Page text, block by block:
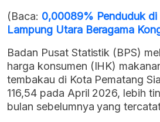
(Baca: 0,00089% Penduduk di
Lampung Utara Beragama
Badan Pusat Statistik (BPS)
harga konsumen (IHK)
tembakau di Kota Pematang
116,54 pada April 2026, lebih
bulan sebelumnya yang tercatat